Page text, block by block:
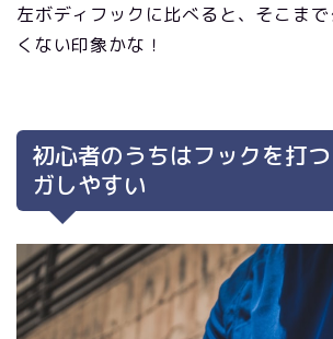
左ボディフックに比べると、そこま
くない印象かな！
初心者のうちはフックを打
ガしやすい